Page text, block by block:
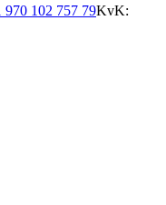
970 102 757 79KvK: